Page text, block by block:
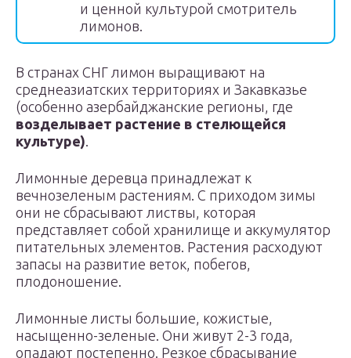
и ценной культурой смотритель
лимонов.
В странах СНГ лимон выращивают на
среднеазиатских территориях и Закавказье
(особенно азербайджанские регионы, где
возделывает растение в стелющейся
культуре).
Лимонные деревца принадлежат к
вечнозеленым растениям. С приходом зимы
они не сбрасывают листвы, которая
представляет собой хранилище и аккумулятор
питательных элементов. Растения расходуют
запасы на развитие веток, побегов,
плодоношение.
Лимонные листы большие, кожистые,
насыщенно-зеленые. Они живут 2-3 года,
опадают постепенно. Резкое сбрасывание